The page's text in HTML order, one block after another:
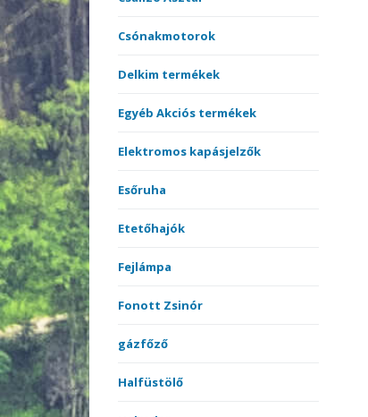
Csónakmotorok
Delkim termékek
Egyéb Akciós termékek
Elektromos kapásjelzők
Esőruha
Etetőhajók
Fejlámpa
Fonott Zsinór
gázfőző
Halfüstölő